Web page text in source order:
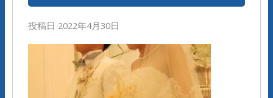
投稿日 2022年4月30日